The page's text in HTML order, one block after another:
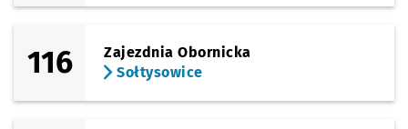
116
Zajezdnia Obornicka
Sołtysowice